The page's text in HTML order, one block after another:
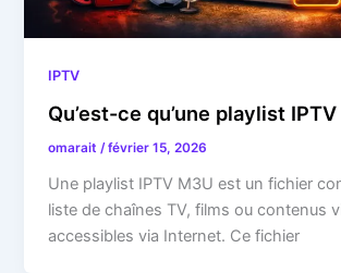
IPTV
Qu’est-ce qu’une playlist
omarait/février 15, 2026
Une playlist IPTV M3U est un fichier
liste de chaînes TV, films ou contenus
accessibles via Internet. Ce fichier